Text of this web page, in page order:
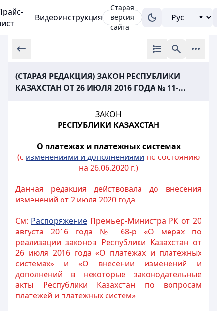
Видеоинструкция
Старая
версия
сайта
(СТАРАЯ РЕДАКЦИЯ) ЗАКОН РЕСПУБЛИКИ
КАЗАХСТАН ОТ 26 ИЮЛЯ 2016 ГОДА № 11-...
ЗАКОН
РЕСПУБЛИКИ КАЗАХСТАН
О платежах и платежных системах
(с изменениями и дополнениями по состоянию
на 26.06.2020 г.)
Данная редакция действовала до внесения
изменений от 2 июля 2020 года
См: РаспоряжениеПремьер-Министра РК от 20
августа 2016 года № 68-р «О мерах по
реализации законов Республики Казахстан от
26 июля 2016 года «О платежах и платежных
системах» и «О внесении изменений и
дополнений в некоторые законодательные
акты Республики Казахстан по вопросам
платежей и платежных систем»